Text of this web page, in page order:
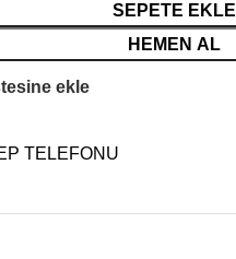
SEPETE EKLE
HEMEN AL
ekle
TELEFONU